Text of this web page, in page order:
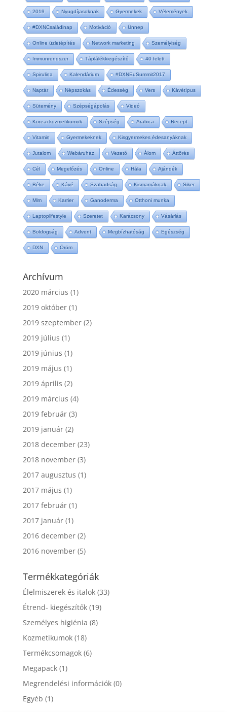
2019 Nyugdíjasoknak Gyermekek Vélemények
#DXNCsaládinap Motiváció Ünnep
Online üzletépítés Network marketing Személyiség
Immunrendszer Táplálékkiegészítő 40 felett
Spirulina Kalendárium #DXNEuSummit2017
Naptár Népszokás Édesség Vers Kávétípus
Sütemény Szépségápolás Videó
Koreai kozmetikumok Szépség Arabica Recept
Vitamin Gyermekeknek Kisgyermekes édesanyáknak
Jutalom Webáruház Vezető Álom Áttörés
Cél Megelőzés Online Hála Ajándék
Béke Kávé Szabadság Kismamáknak Siker
Mlm Karrier Ganoderma Otthoni munka
Laptoplifestyle Szeretet Karácsony Vásárlás
Boldogság Advent Megbízhatóság Egészség
DXN Öröm
Archívum
2020 március (1)
2019 október(1)
2019 szeptember(2)
2019 július (1)
2019 június (1)
2019 május (1)
2019 április (2)
2019 március (4)
2019 február(3)
2019 január(2)
2018 december(23)
2018 november(3)
2017 augusztus (1)
2017 május (1)
2017 február(1)
2017 január(1)
2016 december(2)
2016 november(5)
Termékkategóriák
Élelmiszerek és italok (33)
Étrend- kiegészítők (19)
Személyes higiénia (8)
Kozmetikumok (18)
Termékcsomagok (6)
Megapack (1)
Megrendelési információk (0)
Egyéb (1)